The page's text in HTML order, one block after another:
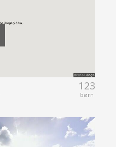
123
børn